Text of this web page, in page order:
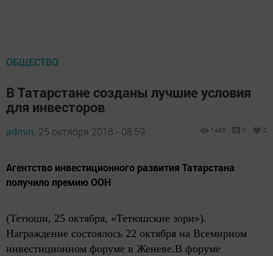
ОБЩЕСТВО
В Татарстане созданы лучшие условия
для инвесторов
admin, 25 октября 2018 - 08:59 1485 0 0
Агентство инвестиционного развития Татарстана
получило премию ООН
(Тетюши, 25 октября, «Тетюшские зори»).
Награждение состоялось 22 октября на Всемирном
инвестиционном форуме в Женеве.В форуме